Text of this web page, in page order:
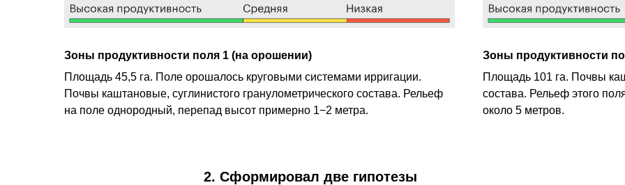
Зоны продуктивности поля 1 (на орошении)
Площадь 45,5 га. Поле орошалось круговыми системами ирригации.
Почвы каштановые, суглинистого гранулометрического состава. Рельеф
на поле однородный, перепад высот примерно 1−2 метра.
Зоны продуктивности
Площадь 101 га. Почвы
состава. Рельеф этого
около 5 метров.
2. Сформировал две гипотезы